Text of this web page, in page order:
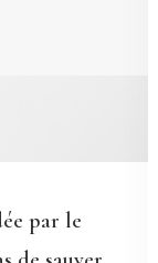
par le